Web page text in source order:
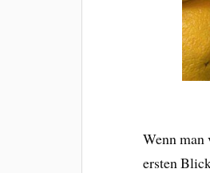
Wenn man
ersten